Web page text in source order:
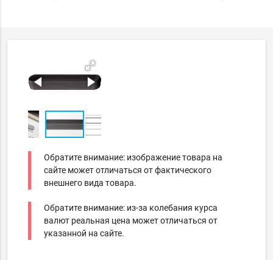
Обратите внимание: изображение товара на
сайте может отличаться от фактического
внешнего вида товара.
Обратите внимание: из-за колебания курса
валют реальная цена может отличаться от
указанной на сайте.